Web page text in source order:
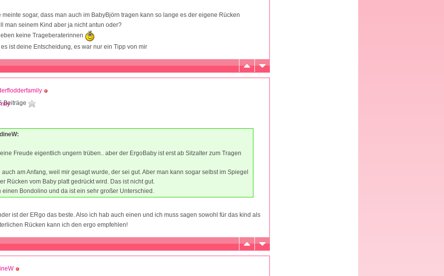
meinte sogar, dass man auch im BabyBjörn tragen kann so lange es der eigene Rücken
man seinem Kind aber ja nicht antun oder?
keine Trageberaterinnen
ist deine Entscheidung, es war nur ein Tipp von mir
Beiträge
Freude eigentlich ungern trüben.. aber der ErgoBaby ist erst ab Sitzalter zum Tragen
auch am Anfang, weil mir gesagt wurde, der sei gut. Aber man kann sogar selbst im Spiegel
Rücken vom Baby platt gedrückt wird. Das ist nicht gut.
einen Bondolino und da ist ein sehr großer Unterschied.
ist der ERgo das beste. Also ich hab auch einen und ich muss sagen sowohl für das kind als
Rücken kann ich den ergo empfehlen!